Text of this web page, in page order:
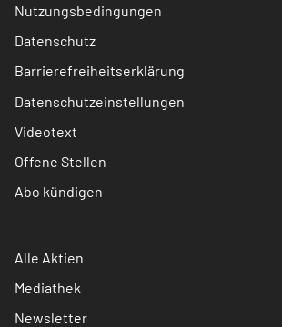
Nutzungsbedingungen
Datenschutz
Barrierefreiheitserklärung
Datenschutzeinstellungen
Videotext
Offene Stellen
Abo kündigen
Alle Aktien
Mediathek
Newsletter